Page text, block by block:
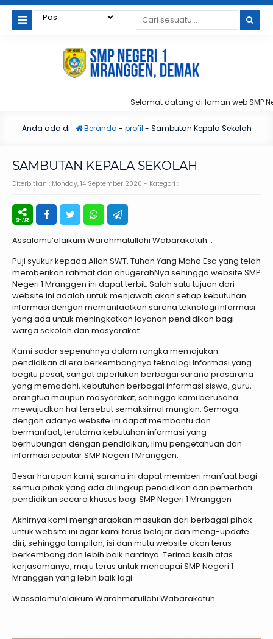
Selamat datang di laman web SMP
Anda ada di : Beranda - profil - Sambutan Kepala Sekolah
SAMBUTAN KEPALA SEKOLAH
Diterbitkan : Monday, 14 September 2020 - Kategori :
Assalamu’alaikum Warohmatullahi Wabarakatuh…
Puji syukur kepada Allah SWT, Tuhan Yang Maha Esa yang telah
memberikan rahmat dan anugerahNya sehingga website SMP
Negeri 1 Mranggen ini dapat terbit. Salah satu tujuan dari
website ini adalah untuk menjawab akan setiap kebutuhan
informasi dengan memanfaatkan sarana teknologi informasi
yang ada untuk meningkatkan layanan pendidikan bagi
warga sekolah dan masyarakat.
Kami sadar sepenuhnya dalam rangka memajukan
pendidikan di era berkembangnya teknologi Informasi yang
begitu pesat, sangat diperlukan berbagai sarana prasarana
yang memadahi, kebutuhan berbagai informasi siswa, guru,
orangtua maupun masyarakat, sehingga kami berusaha
mewujudkan hal tersebut semaksimal mungkin. Semoga
dengan adanya website ini dapat membantu dan
bermanfaat, terutama kebutuhan informasi yang
berhubungan dengan pendidikan, ilmu pengetahuan dan
informasi seputar SMP Negeri 1 Mranggen.
Besar harapan kami, sarana ini dapat memberi manfaat bagi
semua pihak yang ada di lingkup pendidikan dan pemerhati
pendidikan secara khusus bagi SMP Negeri 1 Mranggen
Akhirnya kami mengharapkan masukan dari berbagai pihak
untuk website ini agar kami terus belajar dan meng-update
diri, sehingga tampilan, isi dan mutu website akan terus
berkembang dan lebih baik nantinya. Terima kasih atas
kerjasamanya, maju terus untuk mencapai SMP Negeri 1
Mranggen yang lebih baik lagi.
Wassalamu’alaikum Warohmatullahi Wabarakatuh…